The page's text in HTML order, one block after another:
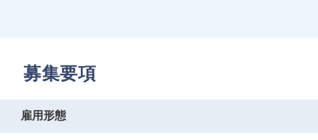
募集要項
雇用形態